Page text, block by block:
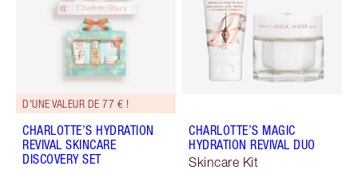
D'UNE VALEUR DE 77 € !
CHARLOTTE’S HYDRATION
REVIVAL SKINCARE
DISCOVERY SET
CHARLOTTE’S MAGIC
HYDRATION REVIVAL DUO
Skincare Kit